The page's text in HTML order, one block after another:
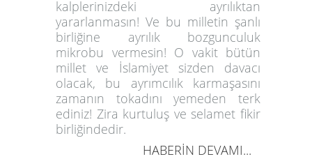
kalplerinizdeki ayrılıktan
yararlanmasın! Ve bu milletin şanlı
birliğine ayrılık bozgunculuk
mikrobu vermesin! O vakit bütün
millet ve İslamiyet sizden davacı
olacak, bu ayrımcılık karmaşasını
zamanın tokadını yemeden terk
ediniz! Zira kurtuluş ve selamet fikir
birliğindedir.
HABERİN DEVAMI...